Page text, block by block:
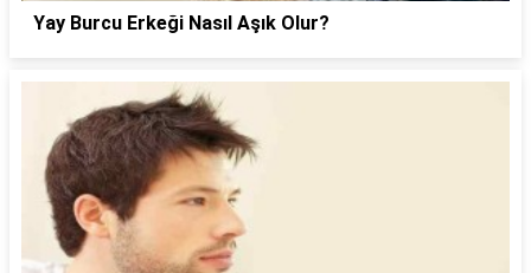
Yay Burcu Erkeği Nasıl Aşık Olur?